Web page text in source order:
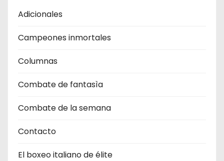
Adicionales
Campeones inmortales
Columnas
Combate de fantasìa
Combate de la semana
Contacto
El boxeo italiano de élite